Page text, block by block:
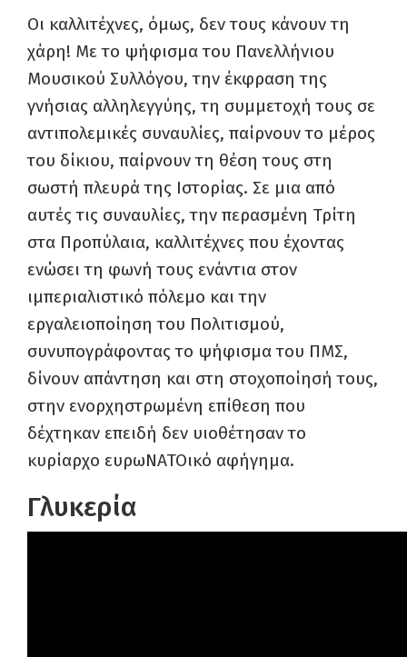
Οι καλλιτέχνες, όμως, δεν τους κάνουν τη
χάρη! Με το ψήφισμα του Πανελλήνιου
Μουσικού Συλλόγου, την έκφραση της
γνήσιας αλληλεγγύης, τη συμμετοχή τους σε
αντιπολεμικές συναυλίες, παίρνουν το μέρος
του δίκιου, παίρνουν τη θέση τους στη
σωστή πλευρά της Ιστορίας. Σε μια από
αυτές τις συναυλίες, την περασμένη Τρίτη
στα Προπύλαια, καλλιτέχνες που έχοντας
ενώσει τη φωνή τους ενάντια στον
ιμπεριαλιστικό πόλεμο και την
εργαλειοποίηση του Πολιτισμού,
συνυπογράφοντας το ψήφισμα του ΠΜΣ,
δίνουν απάντηση και στη στοχοποίησή τους,
στην ενορχηστρωμένη επίθεση που
δέχτηκαν επειδή δεν υιοθέτησαν το
κυρίαρχο ευρωΝΑΤΟικό αφήγημα.
Γλυκερία